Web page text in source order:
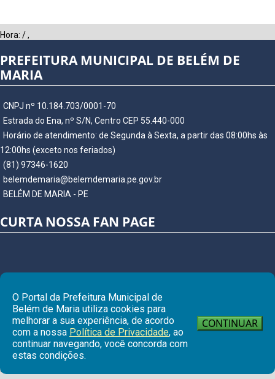
Hora: /,
PREFEITURA MUNICIPAL DE BELÉM DE
MARIA
CNPJ nº 10.184.703/0001-70
Estrada do Ena, nº S/N, Centro CEP 55.440-000
Horário de atendimento: de Segunda à Sexta, a partir das 08:00hs às
12:00hs (exceto nos feriados)
(81) 97346-1620
belemdemaria@belemdemaria.pe.gov.br
BELÉM DE MARIA - PE
CURTA NOSSA FAN PAGE
© Copyright 2026 Prefeitura Municipal de BELÉM DE MARIA | Todos os
direitos reservados
O Portal da Prefeitura Municipal de
Belém de Maria utiliza cookies para
melhorar a sua experiência, de acordo
com a nossa Política de Privacidade, ao
continuar navegando, você concorda com
estas condições.
CONTINUAR